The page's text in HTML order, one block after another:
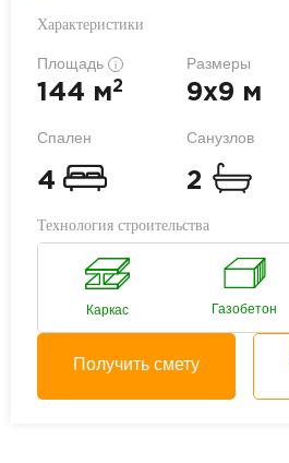
Характеристики
Площадь i
144 м2
Размеры
9x9 м
Спален
4
Санузлов
2
Технология строительства
Каркас Газобетон
Получить смету